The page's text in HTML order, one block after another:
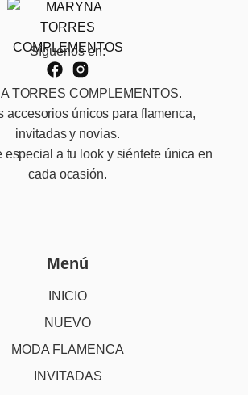
Síguenos en:
TORRES COMPLEMENTOS.
accesorios únicos para flamenca,
invitadas y novias.
especial a tu look y siéntete única en
cada ocasión.
Menú
INICIO
NUEVO
MODA FLAMENCA
INVITADAS